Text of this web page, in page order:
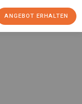
ANGEBOT ERHALTEN